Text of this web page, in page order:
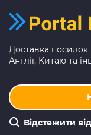
Доставка посилок
Англії, Китаю та
Відстежити